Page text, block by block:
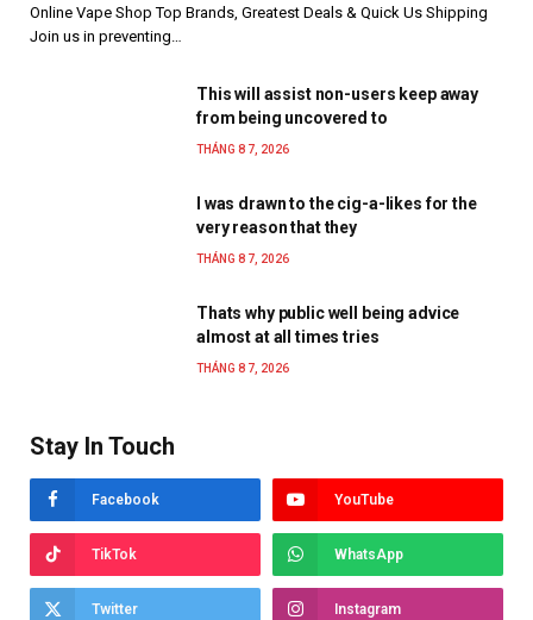
Online Vape Shop Top Brands, Greatest Deals & Quick Us Shipping
Join us in preventing…
This will assist non-users keep away
from being uncovered to
THÁNG 8 7, 2026
I was drawn to the cig-a-likes for the
very reason that they
THÁNG 8 7, 2026
Thats why public well being advice
almost at all times tries
THÁNG 8 7, 2026
Stay In Touch
Facebook YouTube
TikTok WhatsApp
Twitter Instagram